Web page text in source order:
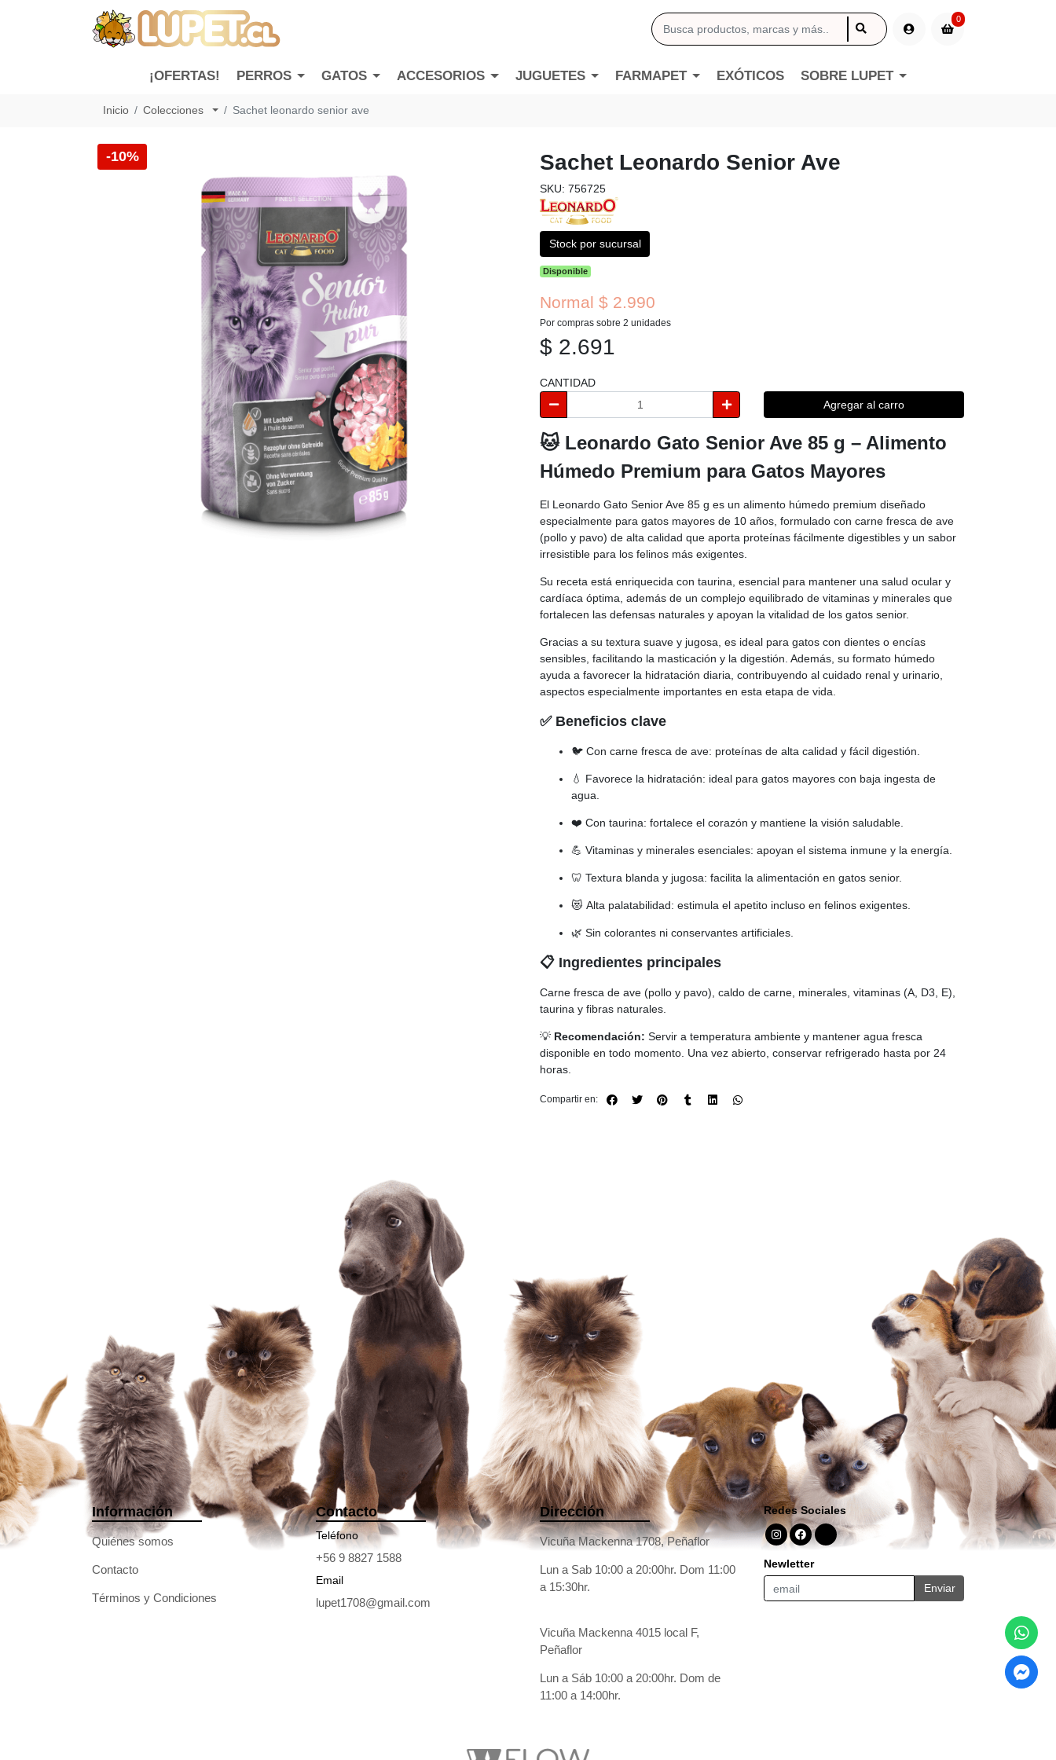
0
¡OFERTAS! PERROS GATOS ACCESORIOS JUGUETES FARMAPET EXÓTICOS SOBRE LUPET
Inicio Colecciones Sachet leonardo senior ave
-10% Sachet Leonardo Senior Ave
SKU: 756725
Stock por sucursal
Disponible
Normal $ 2.990
Por compras sobre 2 unidades
$ 2.691
CANTIDAD
Agregar al carro
🐱 Leonardo Gato Senior Ave 85 g – Alimento
Húmedo Premium para Gatos Mayores
El Leonardo Gato Senior Ave 85 g es un alimento húmedo premium diseñado
especialmente para gatos mayores de 10 años, formulado con carne fresca de ave
(pollo y pavo) de alta calidad que aporta proteínas fácilmente digestibles y un sabor
irresistible para los felinos más exigentes.
Su receta está enriquecida con taurina, esencial para mantener una salud ocular y
cardíaca óptima, además de un complejo equilibrado de vitaminas y minerales que
fortalecen las defensas naturales y apoyan la vitalidad de los gatos senior.
Gracias a su textura suave y jugosa, es ideal para gatos con dientes o encías
sensibles, facilitando la masticación y la digestión. Además, su formato húmedo
ayuda a favorecer la hidratación diaria, contribuyendo al cuidado renal y urinario,
aspectos especialmente importantes en esta etapa de vida.
✅ Beneficios clave
🐦 Con carne fresca de ave: proteínas de alta calidad y fácil digestión.
💧 Favorece la hidratación: ideal para gatos mayores con baja ingesta de
agua.
❤️ Con taurina: fortalece el corazón y mantiene la visión saludable.
💪 Vitaminas y minerales esenciales: apoyan el sistema inmune y la energía.
🦷 Textura blanda y jugosa: facilita la alimentación en gatos senior.
😻 Alta palatabilidad: estimula el apetito incluso en felinos exigentes.
🌿 Sin colorantes ni conservantes artificiales.
📋 Ingredientes principales
Carne fresca de ave (pollo y pavo), caldo de carne, minerales, vitaminas (A, D3, E),
taurina y fibras naturales.
💡 Recomendación: Servir a temperatura ambiente y mantener agua fresca
disponible en todo momento. Una vez abierto, conservar refrigerado hasta por 24
horas.
Compartir en:
Información
Quiénes somos
Contacto
Términos y Condiciones
Contacto
Teléfono
+56 9 8827 1588
Email
lupet1708@gmail.com
Dirección
Vicuña Mackenna 1708, Peñaflor
Lun a Sab 10:00 a 20:00hr. Dom 11:00
a 15:30hr.
Vicuña Mackenna 4015 local F,
Peñaflor
Lun a Sáb 10:00 a 20:00hr. Dom de
11:00 a 14:00hr.
Redes Sociales
Newletter
Enviar